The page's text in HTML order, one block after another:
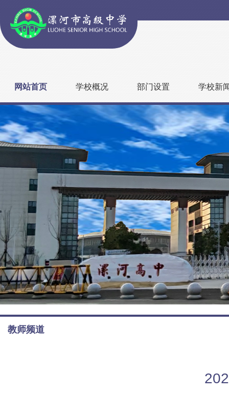
网站首页 学校概况 部门设置 学校新
教师频道